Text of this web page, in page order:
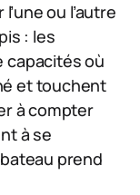
ou l’autre
: les
capacités où
et touchent
à compter
à se
prend